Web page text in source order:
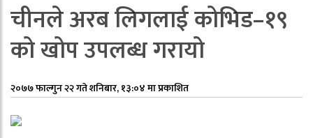
चीनले अरब लिगलाई कोभिड–१९
को खोप उपलब्ध गरायो
२०७७ फाल्गुन २२ गते शनिबार, १३:०४ मा प्रकाशित